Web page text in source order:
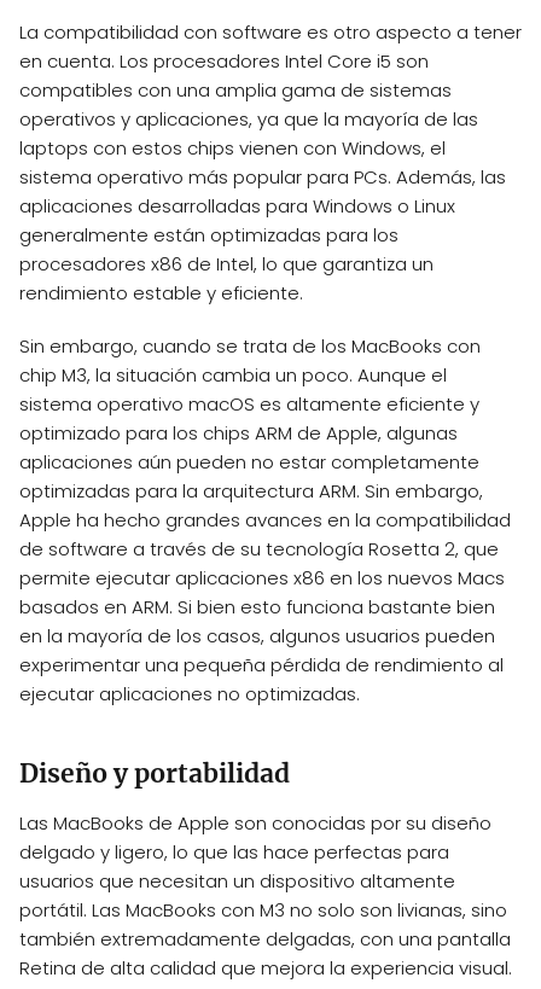
La compatibilidad con software es otro aspecto a tener
en cuenta. Los procesadores Intel Core i5 son
compatibles con una amplia gama de sistemas
operativos y aplicaciones, ya que la mayoría de las
laptops con estos chips vienen con Windows, el
sistema operativo más popular para PCs. Además, las
aplicaciones desarrolladas para Windows o Linux
generalmente están optimizadas para los
procesadores x86 de Intel, lo que garantiza un
rendimiento estable y eficiente.
Sin embargo, cuando se trata de los MacBooks con
chip M3, la situación cambia un poco. Aunque el
sistema operativo macOS es altamente eficiente y
optimizado para los chips ARM de Apple, algunas
aplicaciones aún pueden no estar completamente
optimizadas para la arquitectura ARM. Sin embargo,
Apple ha hecho grandes avances en la compatibilidad
de software a través de su tecnología Rosetta 2, que
permite ejecutar aplicaciones x86 en los nuevos Macs
basados en ARM. Si bien esto funciona bastante bien
en la mayoría de los casos, algunos usuarios pueden
experimentar una pequeña pérdida de rendimiento al
ejecutar aplicaciones no optimizadas.
Diseño y portabilidad
Las MacBooks de Apple son conocidas por su diseño
delgado y ligero, lo que las hace perfectas para
usuarios que necesitan un dispositivo altamente
portátil. Las MacBooks con M3 no solo son livianas, sino
también extremadamente delgadas, con una pantalla
Retina de alta calidad que mejora la experiencia visual.